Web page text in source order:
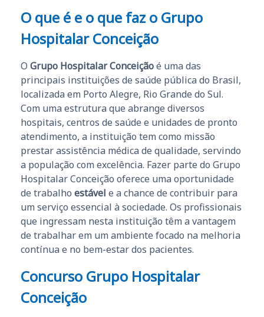
O que é e o que faz o Grupo
Hospitalar Conceição
O Grupo Hospitalar Conceiçãoé uma das
principais instituições de saúde pública do Brasil,
localizada em Porto Alegre, Rio Grande do Sul.
Com uma estrutura que abrange diversos
hospitais, centros de saúde e unidades de pronto
atendimento, a instituição tem como missão
prestar assistência médica de qualidade, servindo
a população com excelência. Fazer parte do Grupo
Hospitalar Conceição oferece uma oportunidade
de trabalho estável e a chance de contribuir para
um serviço essencial à sociedade. Os profissionais
que ingressam nesta instituição têm a vantagem
de trabalhar em um ambiente focado na melhoria
contínua e no bem-estar dos pacientes.
Concurso Grupo Hospitalar
Conceição